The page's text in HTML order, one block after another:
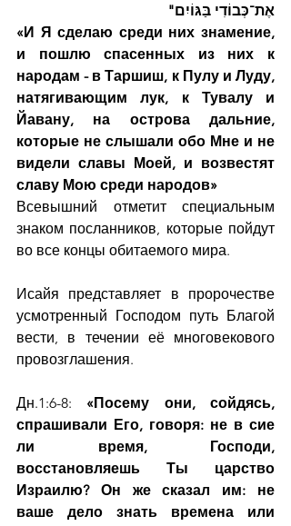
אֶת־כְּבוֹדִי בַּגּוֹיִם"
«И Я сделаю среди них знамение,
и пошлю спасенных из них к
народам - в Таршиш, к Пулу и Луду,
натягивающим лук, к Тувалу и
Йавану, на острова дальние,
которые не слышали обо Мне и не
видели славы Моей, и возвестят
славу Мою среди народов»
Всевышний отметит специальным
знаком посланников, которые пойдут
во все концы обитаемого мира.
Исайя представляет в пророчестве
усмотренный Господом путь Благой
вести, в течении её многовекового
провозглашения.
Дн.1:6-8: «Посему они, сойдясь,
спрашивали Его, говоря: не в сие
ли время, Господи,
восстановляешь Ты царство
Израилю? Он же сказал им: не
ваше дело знать времена или